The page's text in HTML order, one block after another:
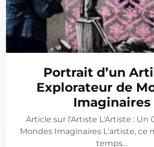
Portrait d’un
Explorateur de
Imaginaires
Article sur l'Artiste L'Artiste : Un
Mondes Imaginaires L'artiste, ce
temps…